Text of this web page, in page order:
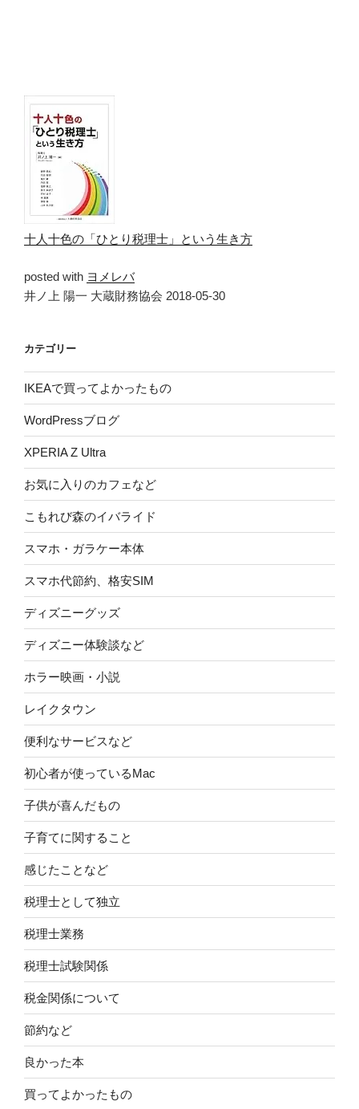
十人十色の「ひとり税理士」という生き方
posted with ヨメレバ
井ノ上 陽一 大蔵財務協会 2018-05-30
カテゴリー
IKEAで買ってよかったもの
WordPressブログ
XPERIA Z Ultra
お気に入りのカフェなど
こもれび森のイバライド
スマホ・ガラケー本体
スマホ代節約、格安SIM
ディズニーグッズ
ディズニー体験談など
ホラー映画・小説
レイクタウン
便利なサービスなど
初心者が使っているMac
子供が喜んだもの
子育てに関すること
感じたことなど
税理士として独立
税理士業務
税理士試験関係
税金関係について
節約など
良かった本
買ってよかったもの